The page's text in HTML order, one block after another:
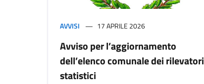
AVVISI 17 APRILE 2026
Avviso per l’aggiornamento
dell’elenco comunale dei rilevatori
statistici